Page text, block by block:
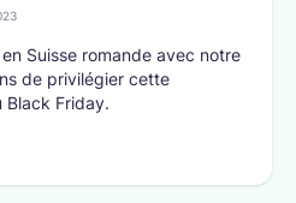
Suisse romande avec notre
de privilégier cette
Black Friday.